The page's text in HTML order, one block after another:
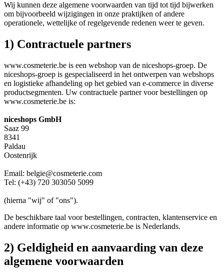
Wij kunnen deze algemene voorwaarden van tijd tot tijd bijwerken
om bijvoorbeeld wijzigingen in onze praktijken of andere
operationele, wettelijke of regelgevende redenen weer te geven.
1) Contractuele partners
www.cosmeterie.be is een webshop van de niceshops-groep. De
niceshops-groep is gespecialiseerd in het ontwerpen van webshops
en logistieke afhandeling op het gebied van e-commerce in diverse
productsegmenten. Uw contractuele partner voor bestellingen op
www.cosmeterie.be is:
niceshops GmbH
Saaz 99
8341
Paldau
Oostenrijk
Email: belgie@cosmeterie.com
Tel: (+43) 720 303050 5099
(hierna "wij" of "ons").
De beschikbare taal voor bestellingen, contracten, klantenservice en
andere informatie op www.cosmeterie.be is Nederlands.
2) Geldigheid en aanvaarding van deze
algemene voorwaarden